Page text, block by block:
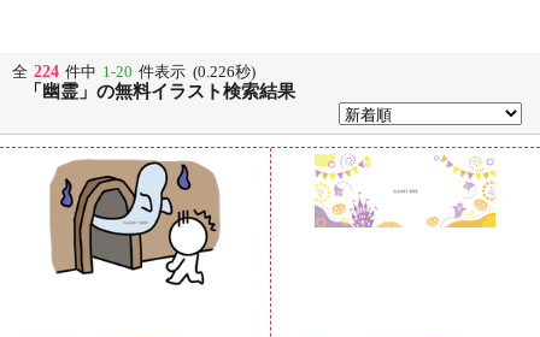
全 224 件中 1-20 件表示 (0.226秒)
「幽霊」の無料イラスト検索結果